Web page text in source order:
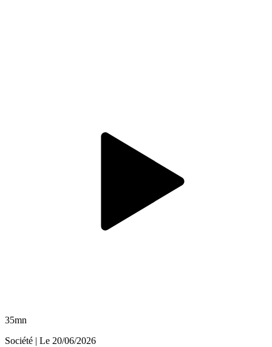
35mn
Société | Le 20/06/2026